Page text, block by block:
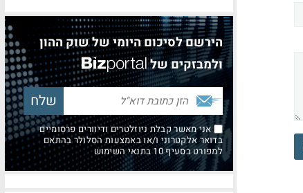
הירשם לסיכום היומי של שוק ההון
ולמבזקים של
אני מאשר קבלת ניוזלטרים ודיוורים פרסומיים
בדואר אלקטרוני ו/או באמצעות הסלולר בהתאם
למפורט בסעיף 10 בתנאי השימוש